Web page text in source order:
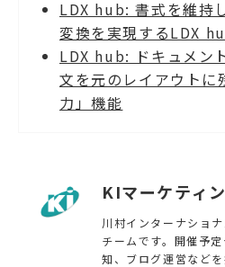
LDX hub: 書式を維持
変換を実現するLDX
LDX hub: ドキュメン
文を元のレイアウトに
力」機能
KIマーケティ
川村インターナショ
チームです。開催予
知、ブログ運営などを